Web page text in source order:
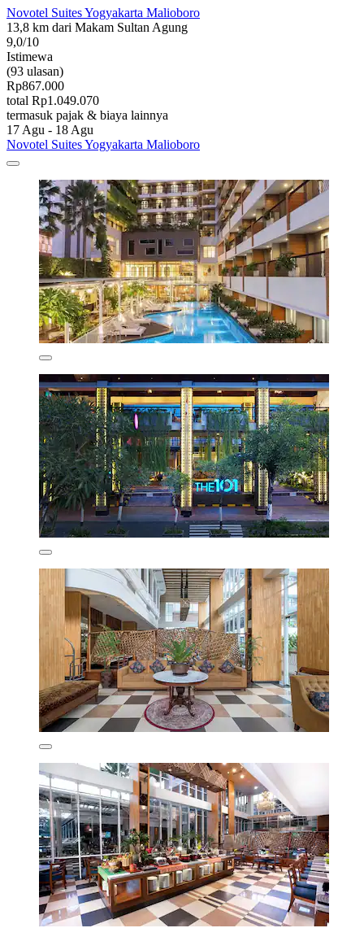
Novotel Suites Yogyakarta Malioboro
13,8 km dari Makam Sultan Agung
9,0/10
Istimewa
(93 ulasan)
Rp867.000
total Rp1.049.070
termasuk pajak & biaya lainnya
17 Agu - 18 Agu
Novotel Suites Yogyakarta Malioboro